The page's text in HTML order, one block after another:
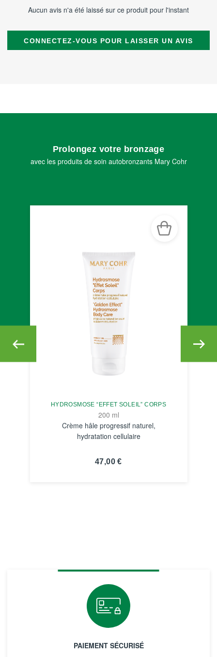
Aucun avis n'a été laissé sur ce produit pour l'instant
CONNECTEZ-VOUS POUR LAISSER UN AVIS
Prolongez votre bronzage
avec les produits de soin autobronzants Mary Cohr
HYDROSMOSE “EFFET SOLEIL” CORPS
200 ml
Crème hâle progressif naturel,
hydratation cellulaire
47,00 €
PAIEMENT SÉCURISÉ